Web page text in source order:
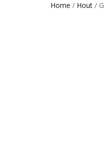
Home / Hout /